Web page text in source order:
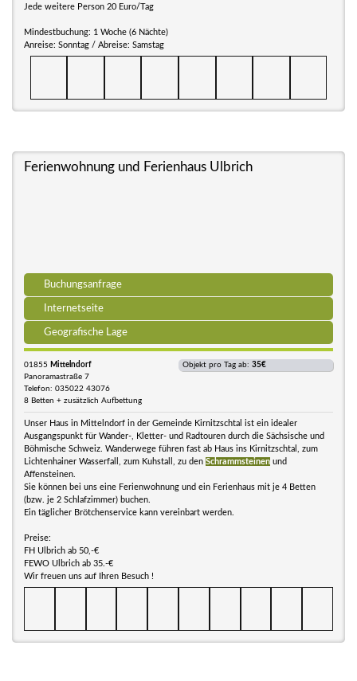
Jede weitere Person 20 Euro/Tag
Mindestbuchung: 1 Woche (6 Nächte)
Anreise: Sonntag / Abreise: Samstag
Ferienwohnung und Ferienhaus Ulbrich
Buchungsanfrage
Internetseite
Geografische Lage
01855 Mittelndorf
Panoramastraße 7
Telefon: 035022 43076
8 Betten + zusätzlich Aufbettung
Objekt pro Tag ab: 35€
Unser Haus in Mittelndorf in der Gemeinde Kirnitzschtal ist ein idealer
Ausgangspunkt für Wander-, Kletter- und Radtouren durch die Sächsische und
Böhmische Schweiz. Wanderwege führen fast ab Haus ins Kirnitzschtal, zum
Lichtenhainer Wasserfall, zum Kuhstall, zu den Schrammsteinen und
Affensteinen.
Sie können bei uns eine Ferienwohnung und ein Ferienhaus mit je 4 Betten
(bzw. je 2 Schlafzimmer) buchen.
Ein täglicher Brötchenservice kann vereinbart werden.
Preise:
FH Ulbrich ab 50,-€
FEWO Ulbrich ab 35.-€
Wir freuen uns auf Ihren Besuch !